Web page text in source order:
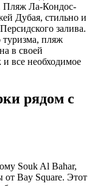
Пляж Ла-Кондос-
Дубая, стильно и
залива.
туризма, пляж
в своей
и все необходимое
рядом с
Souk Al Bahar,
от Bay Square. Этот